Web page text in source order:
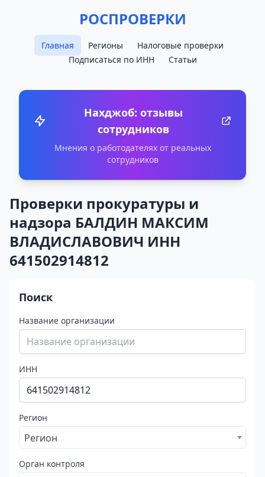
РОСПРОВЕРКИ
Главная Регионы
Налоговые проверки
Подписаться по ИНН
Статьи
Нахджоб: отзывы
сотрудников
Мнения о работодателях от реальных
сотрудников
Проверки прокуратуры и
надзора БАЛДИН МАКСИМ
ВЛАДИСЛАВОВИЧ ИНН
641502914812
Поиск
Название организации
ИНН
Регион
Регион
Орган контроля